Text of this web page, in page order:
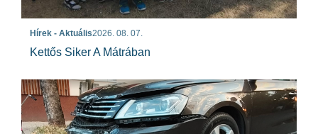
Hírek - Aktuális2026. 08. 07.
Kettős Siker A Mátrában